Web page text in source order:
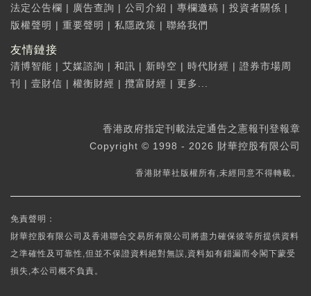
法定公告欄 | 廣告查詢 | 公司介紹 | 專欄邀稿 | 投資者關係 |
版權聲明 | 重要聲明 | 私隱政策 | 聯絡我們
友情鏈接
清博智能 | 艾媒諮詢 | 和訊 | 新時空 | 時代財經 | 證券市場周
刊
| 壹財信 | 權衡財經 | 攬富財經 | 更多...
香港政府指定刊載法定通告之憲報刊登報章
Copyright © 1998 - 2026 財華控股有限公司
香港財華社版權所有,未經同意不得轉載。
免責聲明：
財華控股有限公司及香港聯合交易所有限公司將盡力確保彼等所提供資料
之準確性及可靠性,但並不保證資料絕對無誤,資料如有錯漏而令閣下蒙受
損失,本公司概不負責。